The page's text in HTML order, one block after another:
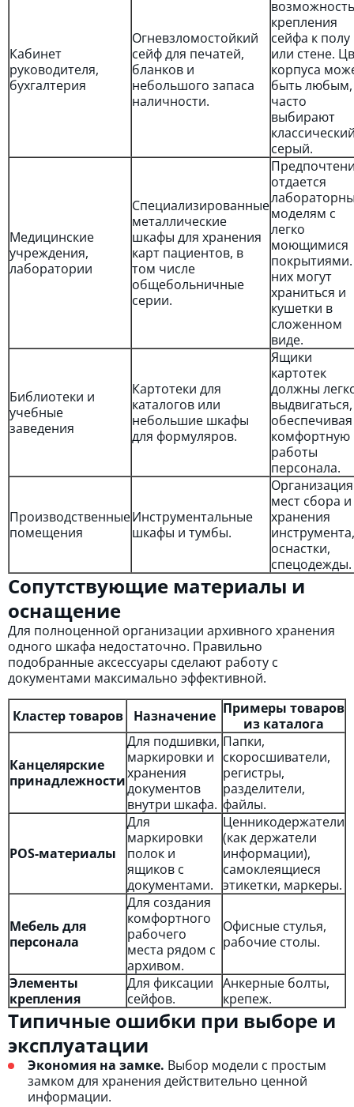
Кабинет
руководителя,
бухгалтерия
Огневзломостойкий
сейф для печатей,
бланков и
небольшого запаса
наличности.
возможность
крепления
сейфа к полу
или стене.
корпуса
быть любым,
часто
выбирают
серый.
Медицинские
учреждения,
лаборатории
Специализированные
металлические
шкафы для хранения
карт пациентов, в
том числе
общебольничные
серии.
отдается
моделям с
легко
моющимися
них могут
храниться и
кушетки в
сложенном
виде.
Библиотеки и
учебные
заведения
Картотеки для
каталогов или
небольшие шкафы
для формуляров.
Ящики
картотек
должны
выдвигаться,
обеспечивая
комфортную
работы
персонала.
Производственные
помещения
Инструментальные
шкафы и тумбы.
Организация
мест сбора и
хранения
инструмента,
оснастки,
спецодежды.
Сопутствующие материалы и
оснащение
Для полноценной организации архивного хранения
одного шкафа недостаточно. Правильно
подобранные аксессуары сделают работу с
документами максимально эффективной.
Кластер товаров Назначение Примеры товаров
из каталога
Канцелярские
принадлежности
Для подшивки,
маркировки и
хранения
документов
внутри шкафа.
Папки,
скоросшиватели,
регистры,
разделители,
файлы.
POS-материалы
Для
маркировки
полок и
ящиков с
документами.
Ценникодержатели
(как держатели
информации),
самоклеящиеся
этикетки, маркеры.
Мебель для
персонала
Для создания
комфортного
рабочего
места рядом с
архивом.
Офисные стулья,
рабочие столы.
Элементы
крепления
Для фиксации
сейфов.
Анкерные болты,
крепеж.
Типичные ошибки при выборе и
эксплуатации
Экономия на замке. Выбор модели с простым
замком для хранения действительно ценной
информации.